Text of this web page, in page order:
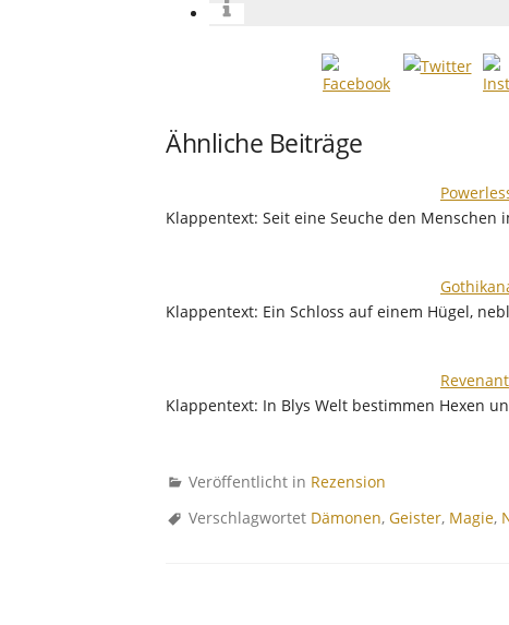
Ähnliche Beiträge
Klappentext: Seit eine Seuche den Menschen
Klappentext: Ein Schloss auf einem Hügel,
Klappentext: In Blys Welt bestimmen Hexen
Veröffentlicht in Rezension
Verschlagwortet Dämonen, Geister, Magie,